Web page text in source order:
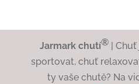
Jarmark chutí®| Chuť
sportovat, chuť
ty vaše chutě? Na